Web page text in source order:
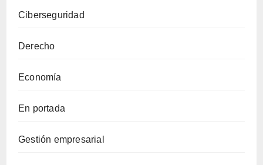
Ciberseguridad
Derecho
Economía
En portada
Gestión empresarial